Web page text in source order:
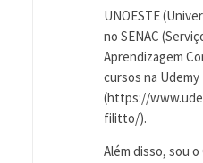
UNOESTE
no SENAC
Aprendizagem
cursos na Udemy
(https://
filitto/).
Além disso, sou